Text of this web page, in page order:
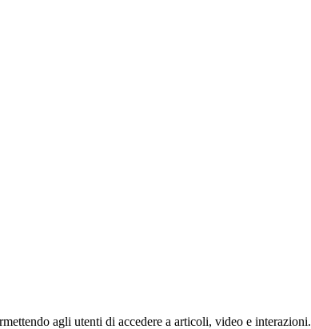
agli utenti di accedere a articoli, video e interazioni.